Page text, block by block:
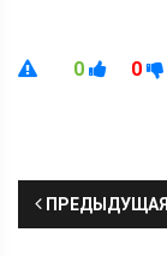
0 0
ПРЕДЫДУЩАЯ